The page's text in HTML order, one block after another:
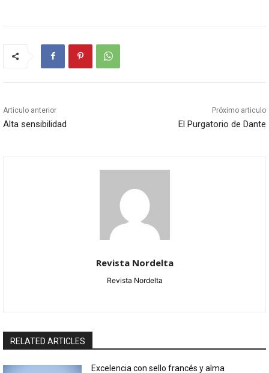
Articulo anterior
Alta sensibilidad
Próximo articulo
El Purgatorio de Dante
Revista Nordelta
Revista Nordelta
RELATED ARTICLES
Excelencia con sello francés y alma